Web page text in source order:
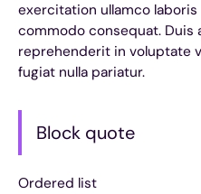
exercitation ullamco
commodo consequat. Duis
reprehenderit in voluptate
fugiat nulla pariatur.
Block quote
Ordered list